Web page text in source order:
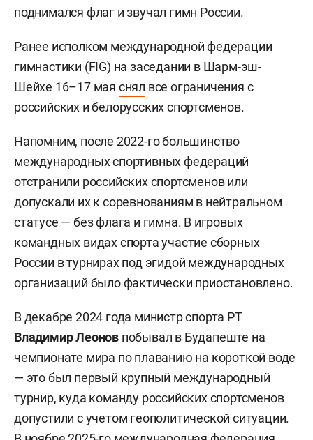
поднимался флаг и звучал гимн России.
Ранее исполком международной федерации
гимнастики (FIG) на заседании в Шарм-эш-
Шейхе 16–17 мая снял все ограничения с
российских и белорусских спортсменов.
Напомним, после 2022-го большинство
международных спортивных федераций
отстранили российских спортсменов или
допускали их к соревнованиям в нейтральном
статусе — без флага и гимна. В игровых
командных видах спорта участие сборных
России в турнирах под эгидой международных
организаций было фактически приостановлено.
В декабре 2024 года министр спорта РТ
Владимир Леонов побывал в Будапеште на
чемпионате мира по плаванию на короткой воде
— это был первый крупный международный
турнир, куда команду российских спортсменов
допустили с учетом геополитической ситуации.